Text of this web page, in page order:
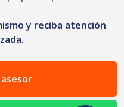
y reciba atención